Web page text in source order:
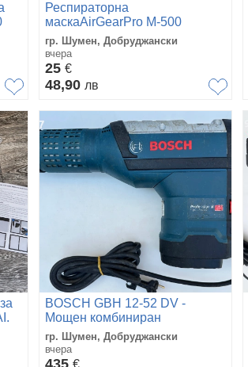
Респираторна
маскаAirGearPro M-500
гр. Шумен, Добруджански
вчера
25 €
48,90 лв
BOSCH GBH 12-52 DV -
Мощен комбиниран
перфоратор 1700W 19J
гр. Шумен, Добруджански
вчера
435 €